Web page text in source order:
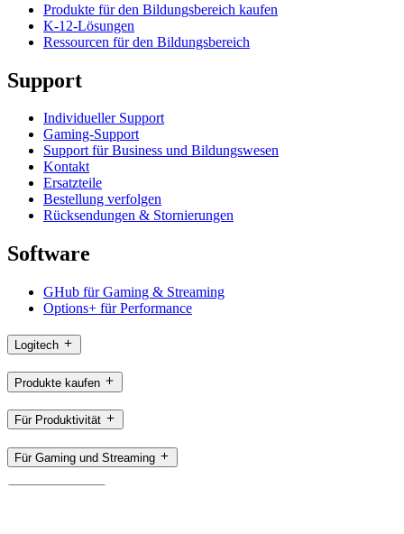
Produkte für den Bildungsbereich kaufen
K-12-Lösungen
Ressourcen für den Bildungsbereich
Support
Individueller Support
Gaming-Support
Support für Business und Bildungswesen
Kontakt
Ersatzteile
Bestellung verfolgen
Rücksendungen & Stornierungen
Software
GHub für Gaming & Streaming
Options+ für Performance
Logitech
Produkte kaufen
Für Produktivität
Für Gaming und Streaming